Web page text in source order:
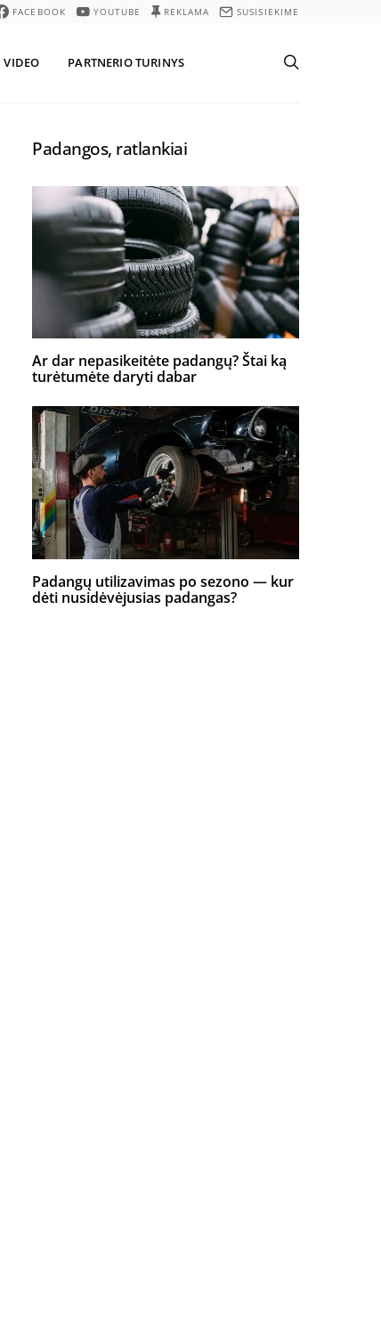
FACEBOOK YOUTUBE REKLAMA SUSISIEKIME
VIDEO PARTNERIO TURINYS
Padangos, ratlankiai
Ar dar nepasikeitėte padangų? Štai ką
turėtumėte daryti dabar
Padangų utilizavimas po sezono — kur
dėti nusidėvėjusias padangas?